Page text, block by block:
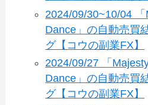
2024/09/30~10/04
Dance」の自動売買
グ【コウの副業FX】
2024/09/27 「
Dance」の自動売買
グ【コウの副業FX】